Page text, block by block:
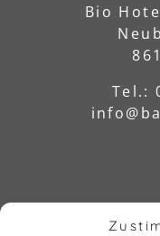
Bio
Tel.: